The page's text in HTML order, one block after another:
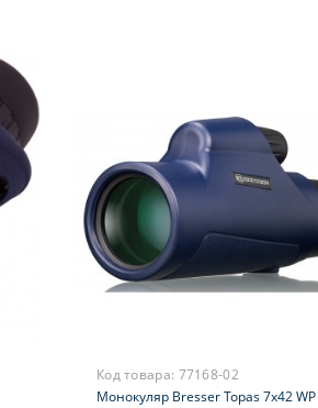
Код товара: 77168-02
Монокуляр Bresser Topas 7x42 WP